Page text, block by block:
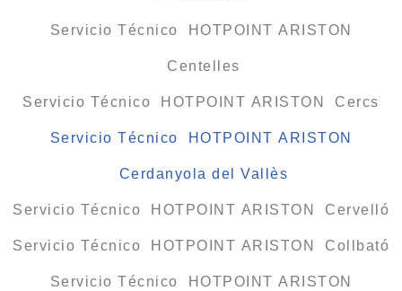
Servicio Técnico HOTPOINT ARISTON
Centelles
Servicio Técnico HOTPOINT ARISTON Cercs
Servicio Técnico HOTPOINT ARISTON
Cerdanyola del Vallès
Servicio Técnico HOTPOINT ARISTON Cervelló
Servicio Técnico HOTPOINT ARISTON Collbató
Servicio Técnico HOTPOINT ARISTON